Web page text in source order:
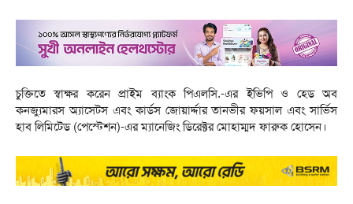
চুক্তিতে স্বাক্ষর করেন প্রাইম ব্যাংক পিএলসি.-এর ইভিপি ও হেড অব
কনজ্যুমারস অ্যাসেটস এবং কার্ডস জোয়ার্দ্দার তানভীর ফয়সাল এবং সার্ভিস
হাব লিমিটেড (পেস্টেশন)-এর ম্যানেজিং ডিরেক্টর মোহাম্মদ ফারুক হোসেন।